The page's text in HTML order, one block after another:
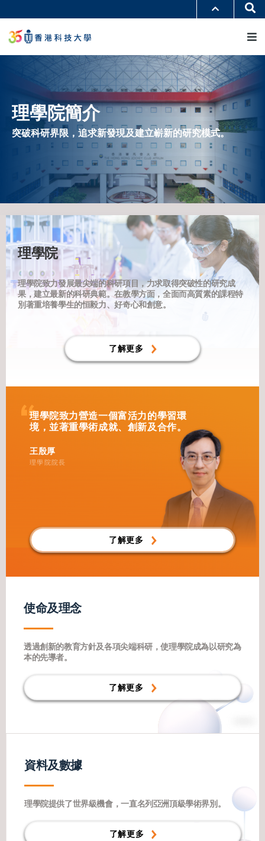
至
容
生活@科大
校園地圖及指南
工作@科大
教授簡錄
認識科大
理學院簡介
突破科研界限，追求新發現及建立嶄新的研究模式。
理學院
理學院致力發展最尖端的科研項目，力求取得突破性的研究成
果，建立最新的科研典範。在教學方面，全面而高質素的課程特
別著重培養學生的恒毅力、好奇心和創意。
了解更多
理學院致力營造一個富活力的學習環
境，並著重學術成就、創新及合作。
王殷厚
理學院院長
了解更多
使命及理念
透過創新的教育方針及各項尖端科研，使理學院成為以研究為
本的先導者。
了解更多
資料及數據
理學院提供了世界級機會，一直名列亞洲頂級學術界別。
了解更多